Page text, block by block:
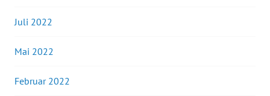
Juli 2022
Mai 2022
Februar 2022